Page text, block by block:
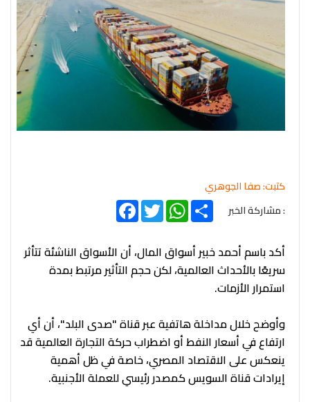
كتبت: صفا الجوهري
: مشاركة الخبر
FacebookTwitter
WhatsAppShare
أكد باسم أحمد خبير أسواق المال، أن الأسواق الناشئة تتأثر
سريعًا بالأحداث العالمية، لكن حجم التأثير مرتبط بمدة
استمرار الأزمات.
وأوضح خلال مداخلة هاتفية عبر قناة "صدى البلد"، أن أي
ارتفاع في أسعار النفط أو اضطراب حركة التجارة العالمية قد
ينعكس على الاقتصاد المصري، خاصة في ظل أهمية
إيرادات قناة السويس كمصدر رئيسي للعملة الأجنبية.